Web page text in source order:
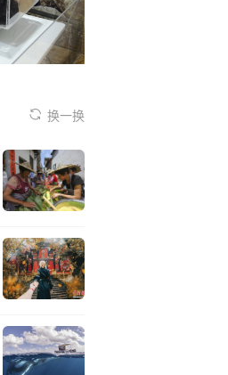
换一换